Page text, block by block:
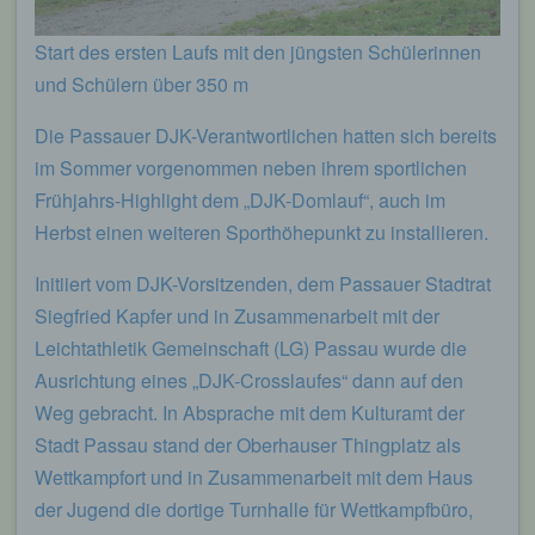
Start des ersten Laufs mit den jüngsten Schülerinnen
und Schülern über 350 m
Die Passauer DJK-Verantwortlichen hatten sich bereits
im Sommer vorgenommen neben ihrem sportlichen
Frühjahrs-Highlight dem „DJK-Domlauf“, auch im
Herbst einen weiteren Sporthöhepunkt zu installieren.
Initiiert vom DJK-Vorsitzenden, dem Passauer Stadtrat
Siegfried Kapfer und in Zusammenarbeit mit der
Leichtathletik Gemeinschaft (LG) Passau wurde die
Ausrichtung eines „DJK-Crosslaufes“ dann auf den
Weg gebracht. In Absprache mit dem Kulturamt der
Stadt Passau stand der Oberhauser Thingplatz als
Wettkampfort und in Zusammenarbeit mit dem Haus
der Jugend die dortige Turnhalle für Wettkampfbüro,
Kontakt mit dem für die Verarbeitung
Verantwortlichen aufnimmt, werden die von der
betroffenen Person übermittelten
personenbezogenen Daten automatisch
gespeichert. Solche auf freiwilliger Basis von einer
Verantwortlichen übermittelten
personenbezogenen Daten werden für Zwecke der
Bearbeitung oder der Kontaktaufnahme zur
betroffenen Person gespeichert. Es erfolgt keine
Weitergabe dieser personenbezogenen Daten an
Dritte.
Kommentarfunktion im Blog auf der
Wir bieten den Nutzern auf einem Blog, der sich
auf der Internetseite des für die Verarbeitung
individuelle Kommentare zu einzelnen Blog-
Beiträgen zu hinterlassen. Ein Blog ist ein auf
einsehbares Portal, in welchem eine oder mehrere
Personen, die Blogger oder Web-Blogger genannt